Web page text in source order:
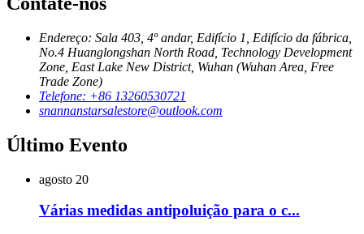
Endereço: Sala 403, 4º andar, Edifício 1, Edifício da fábrica,
No.4 Huanglongshan North Road, Technology Development
Zone, East Lake New District, Wuhan (Wuhan Area, Free
Trade Zone)
Telefone: +86 13260530721
snannanstarsalestore@outlook.com
Último Evento
agosto 20
Várias medidas antipoluição para o c...